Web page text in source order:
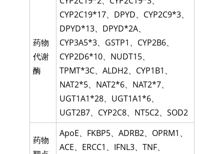
药物
代谢
酶
CYP2C19*17、 DPYD、 CYP2C9*3、
DPYD*13、 DPYD*2A、
CYP3A5*3、 GSTP1 、 CYP2B6、
CYP2D6*10、 NUDT15、
TPMT*3C、ALDH2、 CYP1B1 、
NAT2*5、 NAT2*6、 NAT2*7、
UGT1A1*28、 UGT1A1*6、
UGT2B7、 CYP2C8、 NT5C2、SOD2
药物
ApoE、 FKBP5、ADRB2、 OPRM1 、
ACE、 ERCC1 、 IFNL3、TNF、